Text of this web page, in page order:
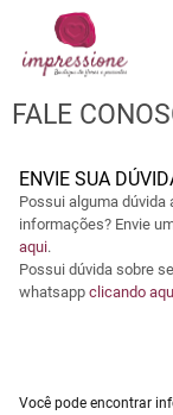
FALE
ENVIE SUA
Possui alguma dúvida
informações? Envie
aqui.
Possui dúvida sobre
whatsapp clicando
Você pode encontrar